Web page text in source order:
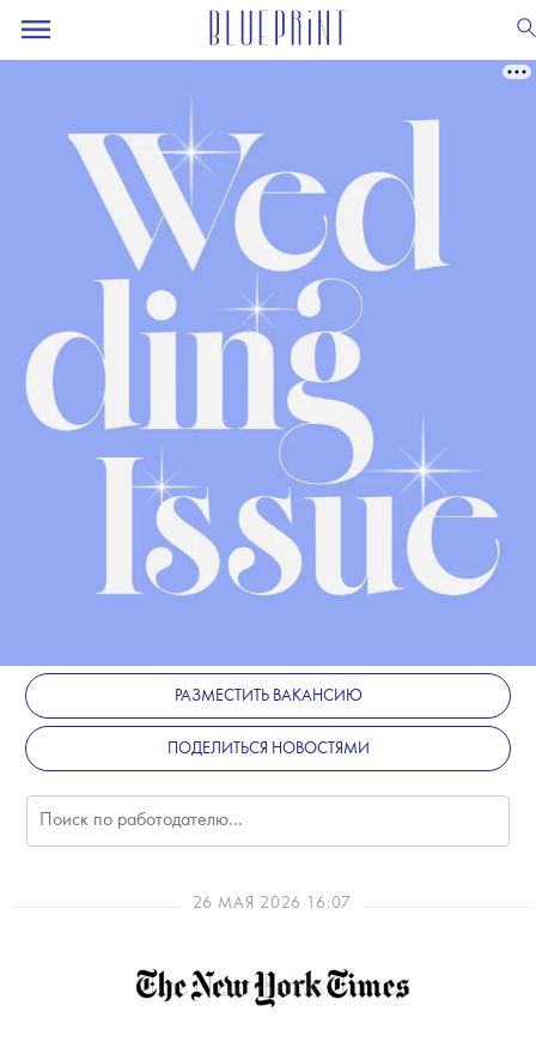
РАЗМЕСТИТЬ ВАКАНСИЮ
ПОДЕЛИТЬСЯ НОВОСТЯМИ
26 МАЯ 2026 16:07